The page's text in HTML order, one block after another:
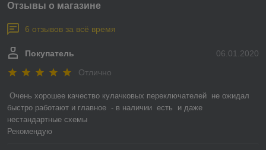
Отзывы о магазине
6 отзывов за всё время
06.01.2020
Покупатель
Отлично
Очень хорошее качество кулачковых переключателей  не ожидал
быстро работают и главное  - в наличии  есть  и даже
нестандартные схемы
Рекомендую